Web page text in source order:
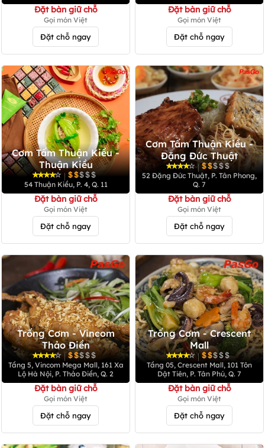
Đặt bàn giữ chỗ
Gọi món Việt
Đặt chỗ ngay
Đặt bàn giữ chỗ
Gọi món Việt
Đặt chỗ ngay
Cơm Tấm Thuận Kiều -
Thuận Kiều
|
54 Thuận Kiều, P. 4, Q. 11
Đặt bàn giữ chỗ
Gọi món Việt
Đặt chỗ ngay
Cơm Tấm Thuận Kiều -
Đặng Đức Thuật
|
52 Đặng Đức Thuật, P. Tân Phong,
Q. 7
Đặt bàn giữ chỗ
Gọi món Việt
Đặt chỗ ngay
Trống Cơm - Vincom
Thảo Điền
|
Tầng 5, Vincom Mega Mall, 161 Xa
Lộ Hà Nội, P. Thảo Điền, Q. 2
Đặt bàn giữ chỗ
Gọi món Việt
Đặt chỗ ngay
Trống Cơm - Crescent
Mall
|
Tầng 05, Crescent Mall, 101 Tôn
Dật Tiên, P. Tân Phú, Q. 7
Đặt bàn giữ chỗ
Gọi món Việt
Đặt chỗ ngay